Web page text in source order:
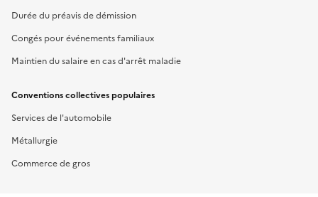
Durée du préavis de démission
Congés pour événements familiaux
Maintien du salaire en cas d'arrêt maladie
Conventions collectives populaires
Services de l'automobile
Métallurgie
Commerce de gros